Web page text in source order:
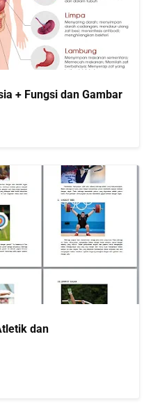
+ Fungsi dan Gambar
dan